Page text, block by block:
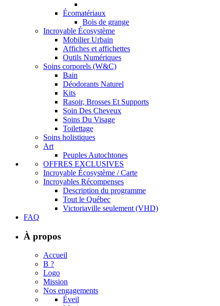
Écomatériaux
Bois de grange
Incroyable Écosystème
Mobilier Urbain
Affiches et affichettes
Outils Numériques
Soins corporels (W&C)
Bain
Déodorants Naturel
Kits
Rasoir, Brosses Et Supports
Soin Des Cheveux
Soins Du Visage
Toilettage
Soins holistiques
Art
Peuples Autochtones
OFFRES EXCLUSIVES
Incroyable Écosystème / Carte
Incroyables Récompenses
Description du programme
Tout le Québec
Victoriaville seulement (VHD)
FAQ
À propos
Accueil
B ?
Logo
Mission
Nos engagements
Éveil